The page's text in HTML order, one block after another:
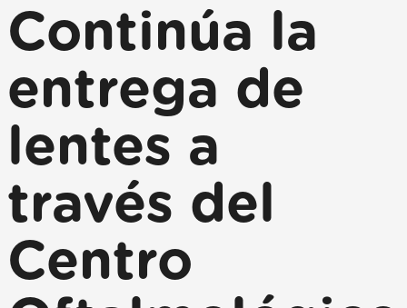
Continúa la
entrega de
lentes a
través del
Centro